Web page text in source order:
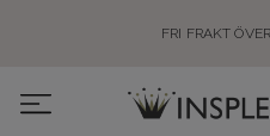
FRI FRAKT